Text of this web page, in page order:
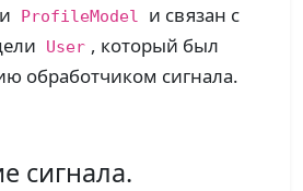
ProfileModel
и связан с
User , который был
обработчиком сигнала.
сигнала.